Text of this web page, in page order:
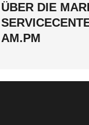
ÜBER DIE
AM.PM